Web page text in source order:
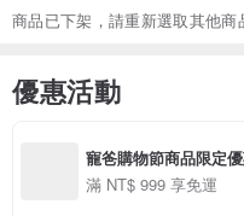
商品已下架，請重新選取其他商
優惠活動
寵爸購物節商品限定
滿 NT$ 999 享免運